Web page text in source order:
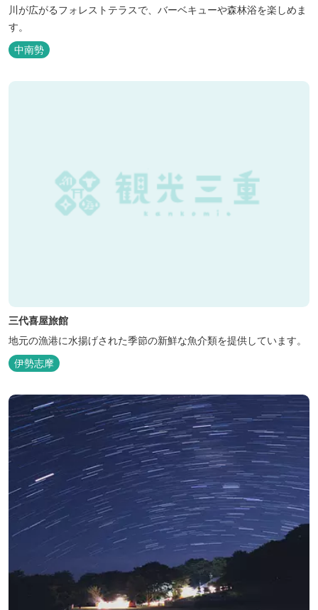
川が広がるフォレストテラスで、バーベキューや森林浴を楽しめま
す。
中南勢
三代喜屋旅館
地元の漁港に水揚げされた季節の新鮮な魚介類を提供しています。
伊勢志摩